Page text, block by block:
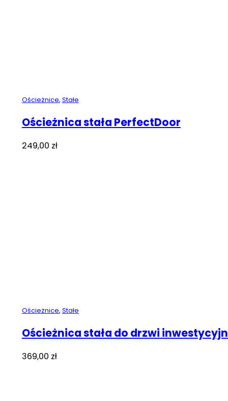
Ościeżnice, Stałe
Ościeżnica stała PerfectDoor
249,00 zł
Ościeżnice, Stałe
Ościeżnica stała do drzwi
369,00 zł